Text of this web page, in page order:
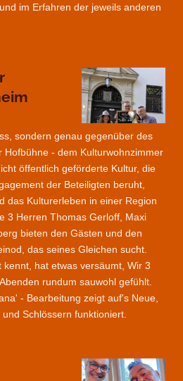
im Erfahren der jeweils anderen
sondern genau gegenüber des
Hofbühne - dem Kulturwohnzimmer
öffentlich geförderte Kultur, die
der Beteiligten beruht,
das Kulturerleben in einer Region
3 Herren Thomas Gerloff, Maxi
bieten den Gästen und den
das seines Gleichen sucht.
hat etwas versäumt, Wir 3
rundum sauwohl gefühlt.
- Bearbeitung zeigt auf's Neue,
Schlössern funktioniert.